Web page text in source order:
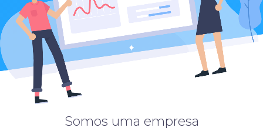
Somos uma empresa